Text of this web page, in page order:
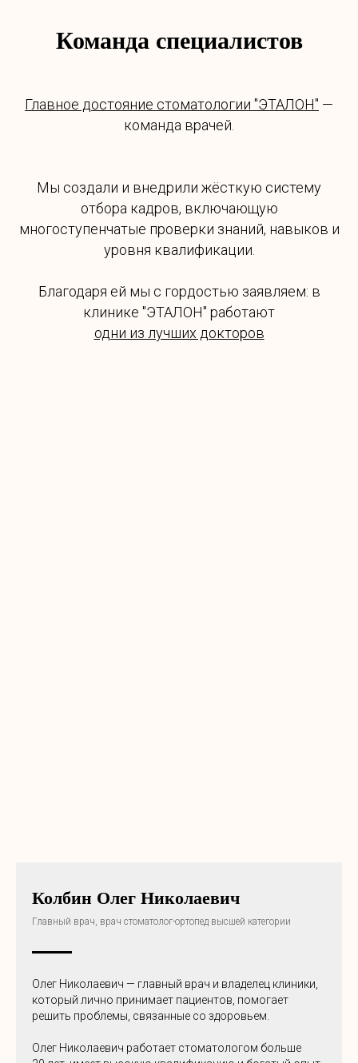
Команда специалистов
Главное достояние стоматологии "ЭТАЛОН" —
команда врачей.
Мы создали и внедрили жёсткую систему
отбора кадров, включающую
многоступенчатые проверки знаний, навыков и
уровня квалификации.
Благодаря ей мы с гордостью заявляем: в
клинике "ЭТАЛОН" работают
одни из лучших докторов
Колбин Олег Николаевич
Главный врач, врач стоматолог-ортопед высшей категории
Олег Николаевич — главный врач и владелец клиники,
который лично принимает пациентов, помогает
решить проблемы, связанные со здоровьем.
Олег Николаевич работает стоматологом больше